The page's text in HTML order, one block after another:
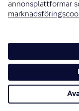
Skriv till oss
Instagram
Cookies och säkerhet
Hantering av